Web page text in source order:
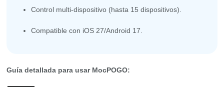
Control multi-dispositivo (hasta 15 dispositivos).
Compatible con iOS 27/Android 17.
Guía detallada para usar MocPOGO: